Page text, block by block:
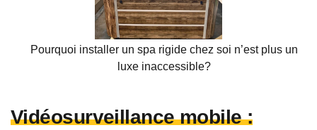
Pourquoi installer un spa rigide chez soi n’est plus un
luxe inaccessible?
Vidéosurveillance mobile :